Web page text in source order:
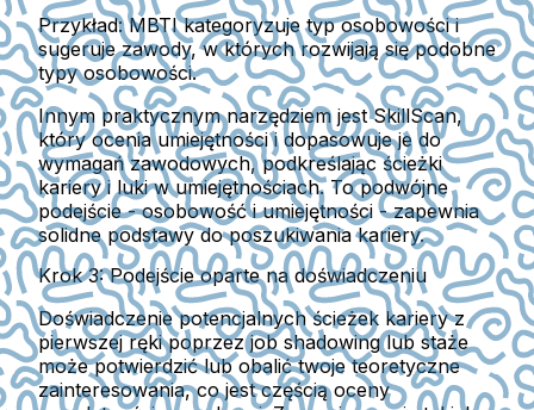
Przykład:MBTI kategoryzuje typ osobowości i
sugeruje zawody, w których rozwijają się podobne
typy osobowości.
Innym praktycznym narzędziem jest SkillScan,
który ocenia umiejętności i dopasowuje je do
wymagań zawodowych, podkreślając ścieżki
kariery i luki w umiejętnościach. To podwójne
podejście - osobowość i umiejętności - zapewnia
solidne podstawy do poszukiwania kariery.
Krok 3: Podejście oparte na doświadczeniu
Doświadczenie potencjalnych ścieżek kariery z
pierwszej ręki poprzez job shadowing lub staże
może potwierdzić lub obalić twoje teoretyczne
zainteresowania, co jest częścią oceny